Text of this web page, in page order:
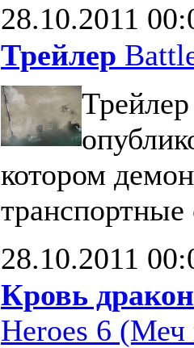
28.10.2011
Трейлер
котором
транспортные
28.10.2011
Кровь
Heroes 6 (Меч